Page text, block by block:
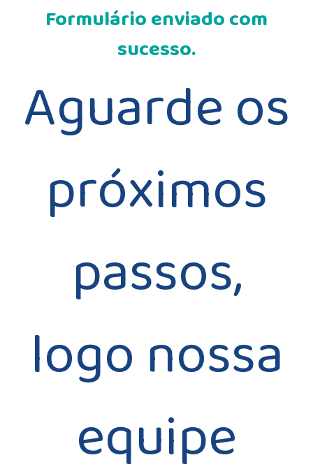
Formulário enviado com
sucesso.
Aguarde os
próximos
passos,
logo nossa
equipe